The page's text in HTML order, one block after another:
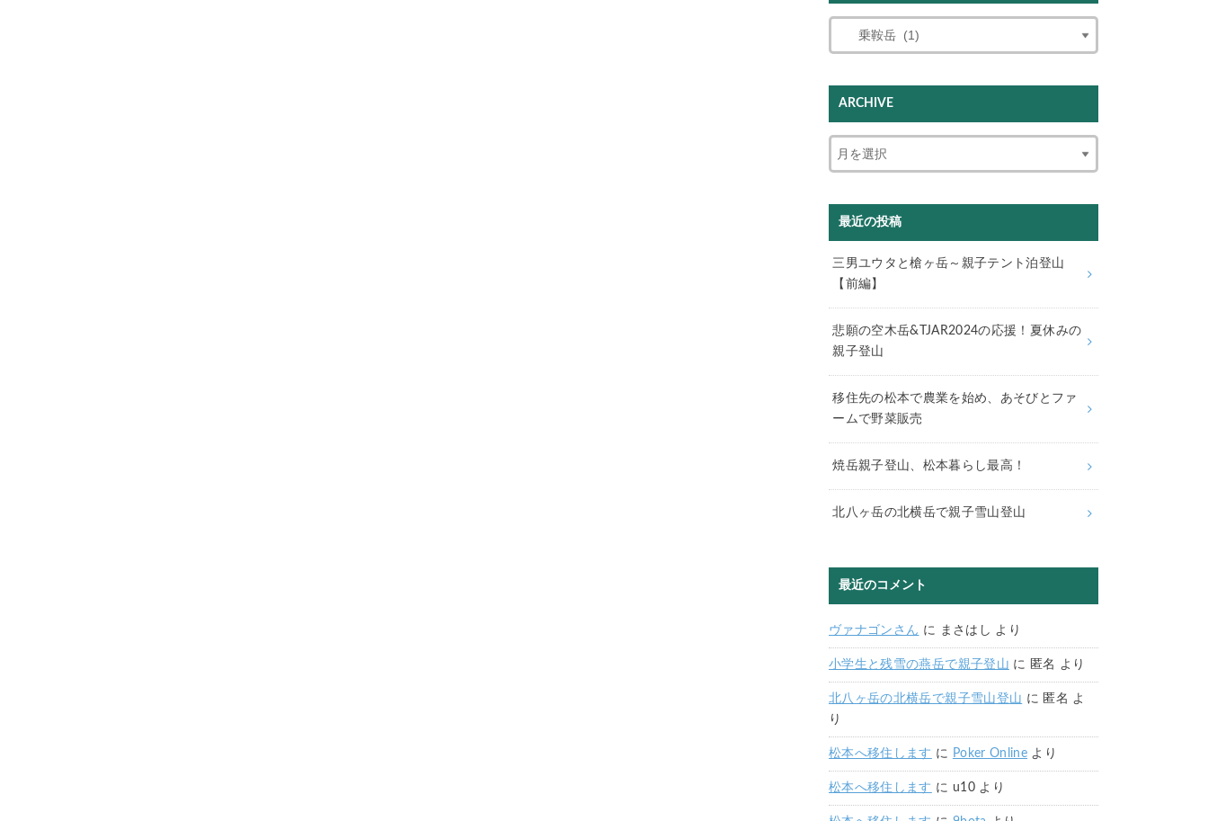
ARCHIVE
最近の投稿
三男ユウタと槍ヶ岳～親子テント泊登山
【前編】
悲願の空木岳&TJAR2024の応援！夏休みの
親子登山
移住先の松本で農業を始め、あそびとファ
ームで野菜販売
焼岳親子登山、松本暮らし最高！
北八ヶ岳の北横岳で親子雪山登山
最近のコメント
ヴァナゴンさん に まさはし より
小学生と残雪の燕岳で親子登山 に 匿名 より
北八ヶ岳の北横岳で親子雪山登山 に 匿名 よ
り
松本へ移住します に Poker Online より
松本へ移住します に u10より